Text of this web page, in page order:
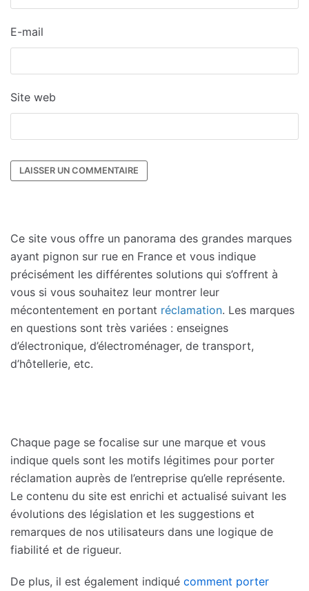
E-mail
Site web
Ce site vous offre un panorama des grandes marques
ayant pignon sur rue en France et vous indique
précisément les différentes solutions qui s’offrent à
vous si vous souhaitez leur montrer leur
mécontentement en portant réclamation. Les marques
en questions sont très variées : enseignes
d’électronique, d’électroménager, de transport,
d’hôtellerie, etc.
Chaque page se focalise sur une marque et vous
indique quels sont les motifs légitimes pour porter
réclamation auprès de l’entreprise qu’elle représente.
Le contenu du site est enrichi et actualisé suivant les
évolutions des législation et les suggestions et
remarques de nos utilisateurs dans une logique de
fiabilité et de rigueur.
De plus, il est également indiqué comment porter